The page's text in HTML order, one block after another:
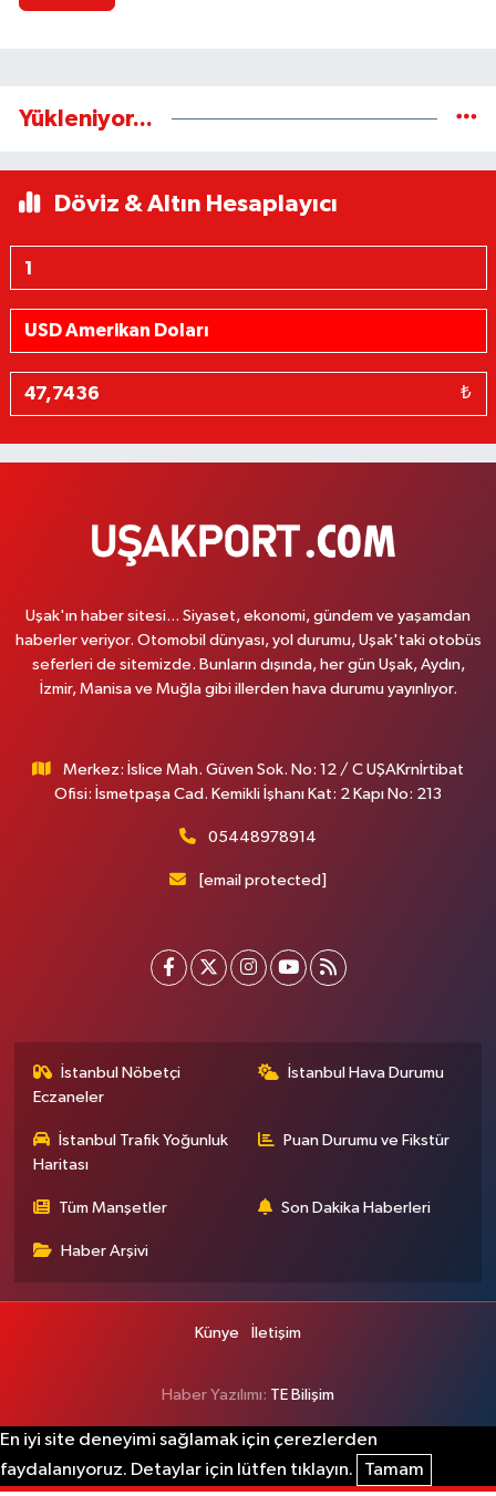
Yükleniyor...
Döviz & Altın Hesaplayıcı
₺
Uşak'ın haber sitesi... Siyaset, ekonomi, gündem ve yaşamdan
haberler veriyor. Otomobil dünyası, yol durumu, Uşak'taki otobüs
seferleri de sitemizde. Bunların dışında, her gün Uşak, Aydın,
İzmir, Manisa ve Muğla gibi illerden hava durumu yayınlıyor.
Merkez: İslice Mah. Güven Sok. No: 12 / C UŞAKrnİrtibat
Ofisi: İsmetpaşa Cad. Kemikli İşhanı Kat: 2 Kapı No: 213
05448978914
[email protected]
İstanbul Nöbetçi
Eczaneler
İstanbul Hava Durumu
İstanbul Trafik Yoğunluk
Haritası
Puan Durumu ve Fikstür
Tüm Manşetler Son Dakika Haberleri
Haber Arşivi
Künye İletişim
Haber Yazılımı: TE Bilişim
En iyi site deneyimi sağlamak için çerezlerden
faydalanıyoruz. Detaylar için lütfen tıklayın.
Tamam